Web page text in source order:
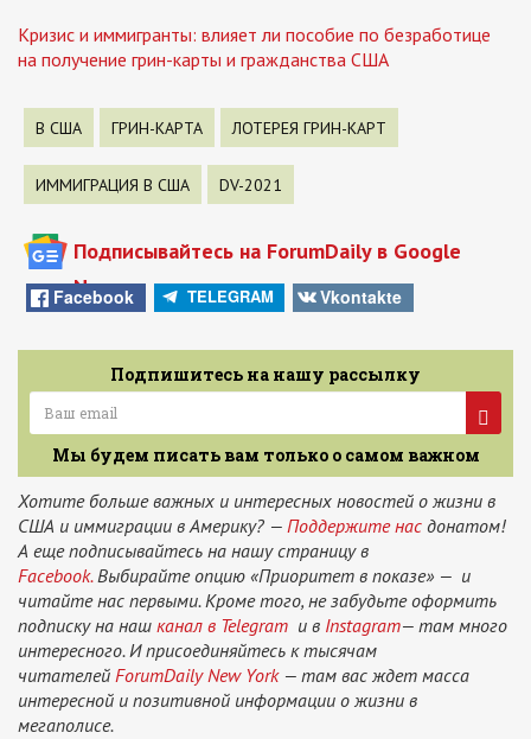
Кризис и иммигранты: влияет ли пособие по безработице
на получение грин-карты и гражданства США
В США ГРИН-КАРТА ЛОТЕРЕЯ ГРИН-КАРТ
ИММИГРАЦИЯ В США DV-2021
Подписывайтесь на ForumDaily в Google
News
Facebook TELEGRAM Vkontakte
Подпишитесь на нашу рассылку
Мы будем писать вам только о самом важном
Хотите больше важных и интересных новостей о жизни в
США и иммиграции в Америку? — Поддержите нас донатом!
А еще подписывайтесь на нашу страницу в
Facebook.Выбирайте опцию «Приоритет в показе» — и
читайте нас первыми. Кроме того, не забудьте оформить
подписку на наш канал в Telegram и в Instagram— там много
интересного. И присоединяйтесь к тысячам
читателей ForumDaily New York— там вас ждет масса
интересной и позитивной информации о жизни в
мегаполисе.